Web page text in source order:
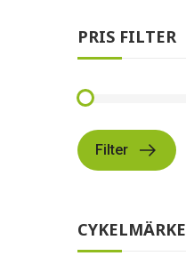
PRIS FILTER
Filter
CYKELMÄRKE